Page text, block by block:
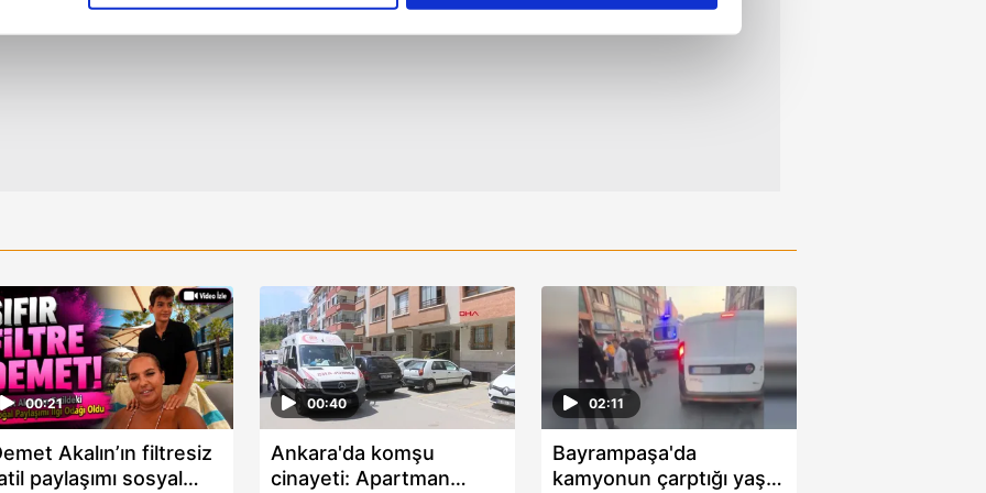
Metnimizi
çerezlerle ilgili bilgi almak için lütfentıklayınız.
00:21
Akalın’ın filtresiz
paylaşımı sosyal
00:40
Ankara'da komşu
cinayeti: Apartman
02:11
Bayrampaşa'da
kamyonun çarptığı yaşlı